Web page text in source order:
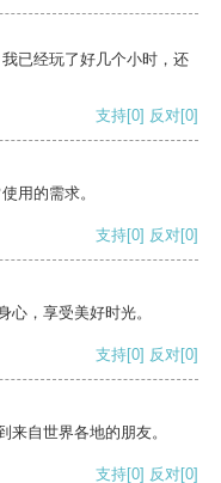
已经玩了好几个小时，还
支持[0] 反对[0]
用的需求。
支持[0] 反对[0]
心，享受美好时光。
支持[0] 反对[0]
来自世界各地的朋友。
支持[0] 反对[0]